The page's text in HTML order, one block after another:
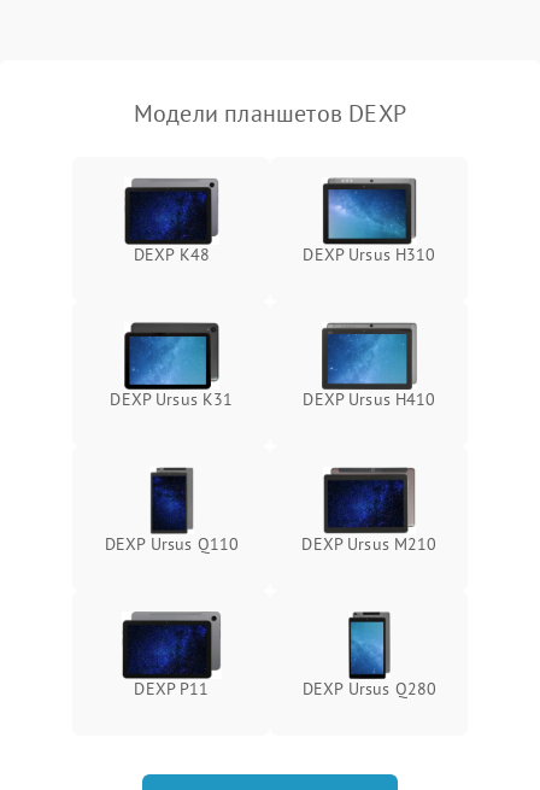
Сенсорное управление
Проблемы с механикой
Кнопки и органы управления
Модели планшетов DEXP
DEXP K48 DEXP Ursus H310
DEXP Ursus K31 DEXP Ursus H410
DEXP Ursus Q110 DEXP Ursus M210
DEXP P11 DEXP Ursus Q280